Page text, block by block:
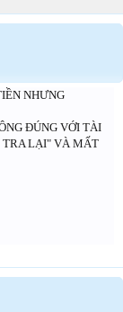
NHƯNG
ĐÚNG VỚI TÀI
TRA LẠI" VÀ MẤT